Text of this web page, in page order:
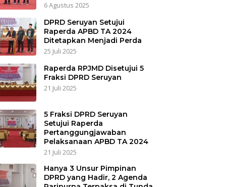
6 Agustus 2025
DPRD Seruyan Setujui
Raperda APBD TA 2024
Ditetapkan Menjadi Perda
25 Juli 2025
Raperda RPJMD Disetujui 5
Fraksi DPRD Seruyan
21 Juli 2025
5 Fraksi DPRD Seruyan
Setujui Raperda
Pertanggungjawaban
Pelaksanaan APBD TA 2024
21 Juli 2025
Hanya 3 Unsur Pimpinan
DPRD yang Hadir, 2 Agenda